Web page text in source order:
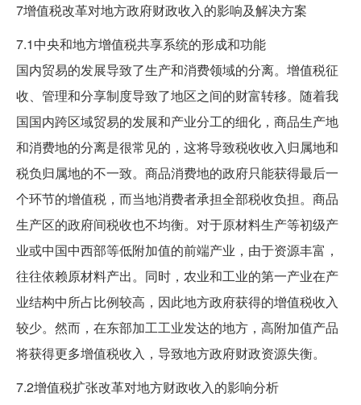
7增值税改革对地方政府财政收入的影响及解决方案
7.1中央和地方增值税共享系统的形成和功能
国内贸易的发展导致了生产和消费领域的分离。增值税征
收、管理和分享制度导致了地区之间的财富转移。随着我
国国内跨区域贸易的发展和产业分工的细化，商品生产地
和消费地的分离是很常见的，这将导致税收收入归属地和
税负归属地的不一致。商品消费地的政府只能获得最后一
个环节的增值税，而当地消费者承担全部税收负担。商品
生产区的政府间税收也不均衡。对于原材料生产等初级产
业或中国中西部等低附加值的前端产业，由于资源丰富，
往往依赖原材料产出。同时，农业和工业的第一产业在产
业结构中所占比例较高，因此地方政府获得的增值税收入
较少。然而，在东部加工工业发达的地方，高附加值产品
将获得更多增值税收入，导致地方政府财政资源失衡。
7.2增值税扩张改革对地方财政收入的影响分析